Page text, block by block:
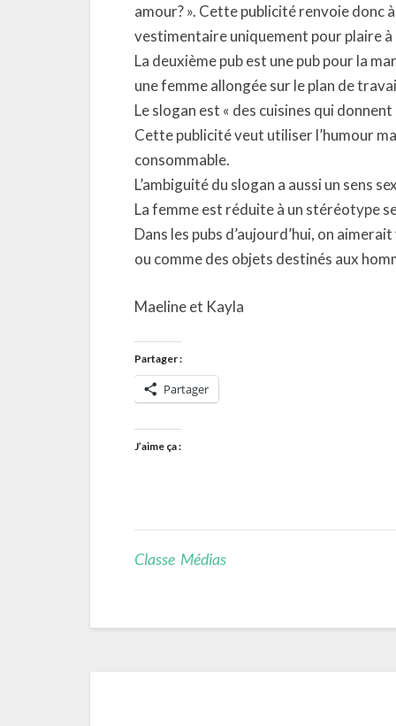
amour? ». Cette publicité renvoie donc
vestimentaire uniquement pour plaire
La deuxième pub est une pub pour la
une femme allongée sur le plan de
Le slogan est « des cuisines qui
Cette publicité veut utiliser l’humour
consommable.
L’ambiguité du slogan a aussi un sens
La femme est réduite à un stéréotype
Dans les pubs d’aujourd’hui, on
ou comme des objets destinés aux
Maeline et Kayla
Partager :
Partager
J’aime ça :
Classe Médias